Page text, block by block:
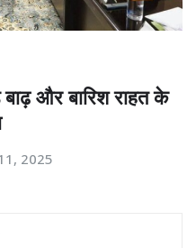
और बारिश राहत के
2025